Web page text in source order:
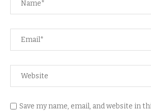
Save my name, email, and website in